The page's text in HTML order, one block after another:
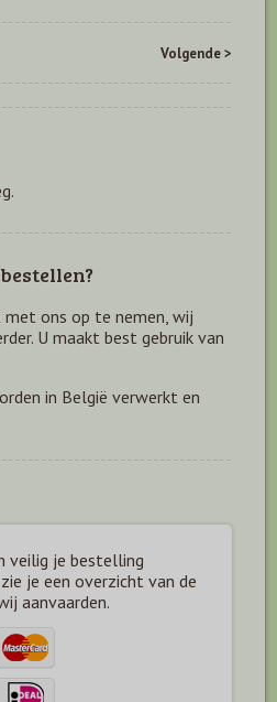
Volgende >
ons op te nemen, wij
U maakt best gebruik van
in België verwerkt en
veilig je bestelling
je een overzicht van de
aanvaarden.